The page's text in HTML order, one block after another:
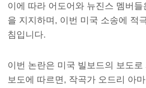
이에 따라 어도어와 뉴진스 멤버
을 지지하며, 이번 미국 소송에 적
침입니다.
이번 논란은 미국 빌보드의 보도
보도에 따르면, 작곡가 오드리 아